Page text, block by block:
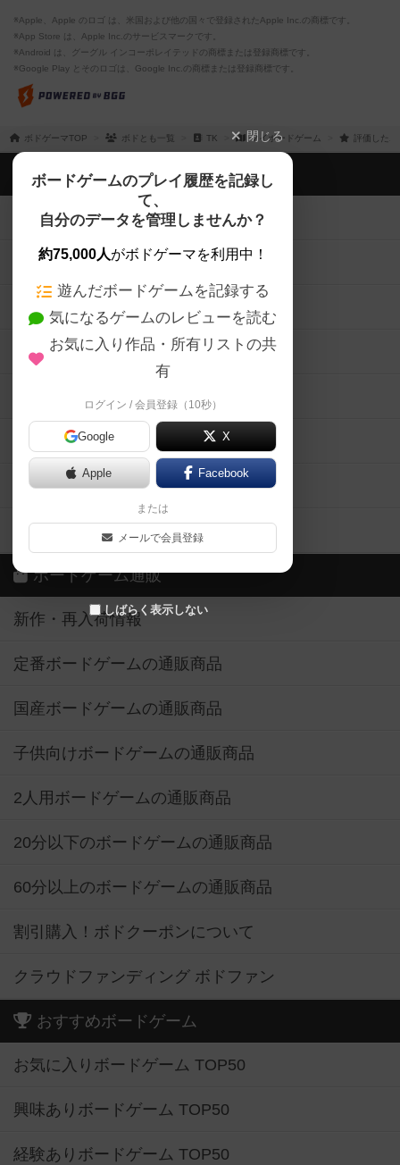
※Apple、Apple のロゴ は、米国および他の国々で登録されたApple Inc.の商標です。
※App Store は、Apple Inc.のサービスマークです。
※Android は、グーグル インコーポレイテッドの商標または登録商標です。
※Google Play とそのロゴは、Google Inc.の商標または登録商標です。
ボドゲーマTOP ボドとも一覧 TK マイボードゲーム 評価した
閉じる
ボードゲームのプレイ履歴を記録し
て、
自分のデータを管理しませんか？
約75,000人がボドゲーマを利用中！
遊んだボードゲームを記録する
気になるゲームのレビューを読む
お気に入り作品・所有リストの共
有
ログイン / 会員登録（10秒）
Google X
Apple Facebook
または
メールで会員登録
しばらく表示しない
ボドゲーマTOP
ボードゲームを検索する
ボードゲームの新着レビュー
ボードゲーム会情報
メカニクス特集
掲示板・トピックス
ボドとも・会員一覧
ボードゲーム業界コラム
ボドゲーマご利用案内
ボードゲーム通販
新作・再入荷情報
定番ボードゲームの通販商品
国産ボードゲームの通販商品
子供向けボードゲームの通販商品
2人用ボードゲームの通販商品
20分以下のボードゲームの通販商品
60分以上のボードゲームの通販商品
割引購入！ボドクーポンについて
クラウドファンディング ボドファン
おすすめボードゲーム
お気に入りボードゲーム TOP50
興味ありボードゲーム TOP50
経験ありボードゲーム TOP50